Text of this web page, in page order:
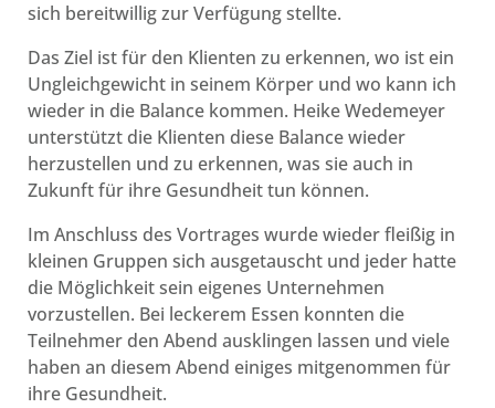
sich bereitwillig zur Verfügung stellte.
Das Ziel ist für den Klienten zu erkennen, wo ist ein
Ungleichgewicht in seinem Körper und wo kann ich
wieder in die Balance kommen. Heike Wedemeyer
unterstützt die Klienten diese Balance wieder
herzustellen und zu erkennen, was sie auch in
Zukunft für ihre Gesundheit tun können.
Im Anschluss des Vortrages wurde wieder fleißig in
kleinen Gruppen sich ausgetauscht und jeder hatte
die Möglichkeit sein eigenes Unternehmen
vorzustellen. Bei leckerem Essen konnten die
Teilnehmer den Abend ausklingen lassen und viele
haben an diesem Abend einiges mitgenommen für
ihre Gesundheit.